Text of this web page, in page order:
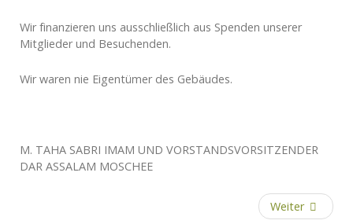
Wir finanzieren uns ausschließlich aus Spenden unserer
Mitglieder und Besuchenden.
Wir waren nie Eigentümer des Gebäudes.
M. TAHA SABRI IMAM UND VORSTANDSVORSITZENDER
DAR ASSALAM MOSCHEE
Weiter